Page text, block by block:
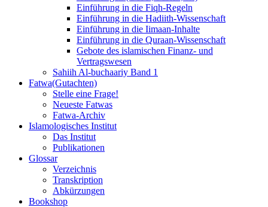
Einführung in die Fiqh-Regeln
Einführung in die Hadiith-Wissenschaft
Einführung in die Iimaan-Inhalte
Einführung in die Quraan-Wissenschaft
Gebote des islamischen Finanz- und
Vertragswesen
Sahiih Al-buchaariy Band 1
Fatwa(Gutachten)
Stelle eine Frage!
Neueste Fatwas
Fatwa-Archiv
Islamologisches Institut
Das Institut
Publikationen
Glossar
Verzeichnis
Transkription
Abkürzungen
Bookshop